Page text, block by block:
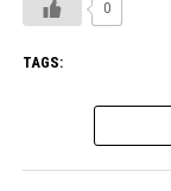
0
TAGS: